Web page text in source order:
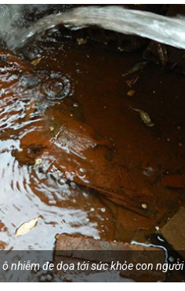
nhiễm đe dọa tới sức khỏe con người